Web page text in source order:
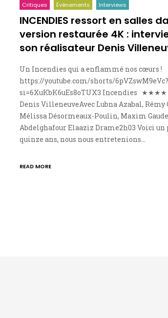
Critiques Événements Interviews
INCENDIES ressort en salles
version restaurée 4K :
son réalisateur Denis
Un Incendies qui a enflammé nos cœurs !
https://youtube.com/shorts/6pVZswM9eVc?
si=6XuKbK6uEs8oTUX3 Incendies ★★★★
Denis VilleneuveAvec Lubna Azabal, Rémy
Mélissa Désormeaux-Poulin, Maxim
Abdelghafour Elaaziz Drame2h03 Voici un
quinze ans, nous nous entretenions…
READ MORE